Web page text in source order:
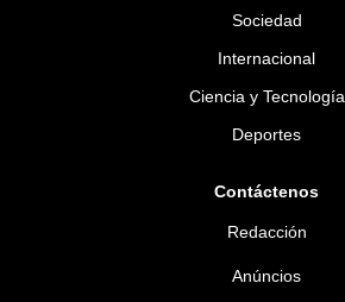
Sociedad
Internacional
Ciencia y Tecnología
Deportes
Contáctenos
Redacción
Anúncios